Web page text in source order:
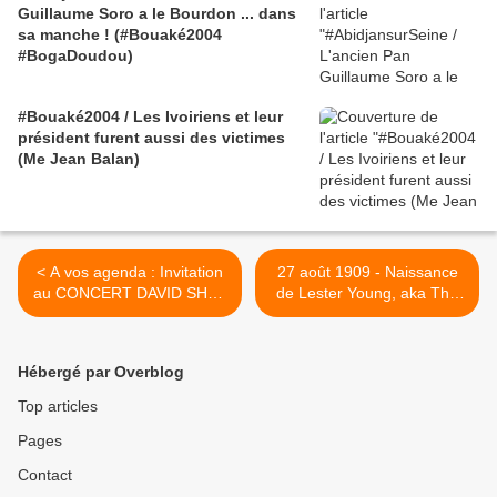
Guillaume Soro a le Bourdon ... dans
sa manche ! (#Bouaké2004
#BogaDoudou)
#Bouaké2004 / Les Ivoiriens et leur
président furent aussi des victimes
(Me Jean Balan)
< A vos agenda : Invitation
au CONCERT DAVID SHAZ
le 1er Septembre 2012 à
27 août 1909 - Naissance
de Lester Young, aka The
President >
Hébergé par Overblog
Top articles
Pages
Contact